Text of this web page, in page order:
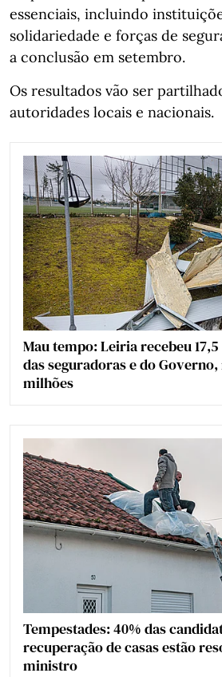
essenciais, incluindo
solidariedade e forças de
a conclusão em setembro.
Os resultados vão ser
autoridades locais e nacionais.
Mau tempo: Leiria recebeu
das seguradoras e do
milhões
Tempestades: 40% das
recuperação de casas estão
ministro